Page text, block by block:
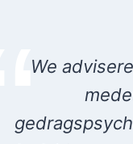
We